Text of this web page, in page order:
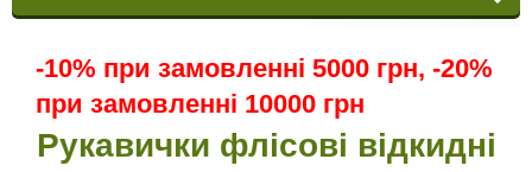
-10% при замовленні 5000 грн, -20%
при замовленні 10000 грн
Рукавички флісові відкидні